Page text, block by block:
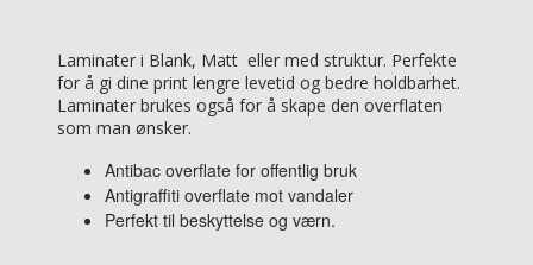
Laminater i Blank, Matt eller med struktur. Perfekte
for å gi dine print lengre levetid og bedre holdbarhet.
Laminater brukes også for å skape den overflaten
som man ønsker.
Antibac overflate for offentlig bruk
Antigraffiti overflate mot vandaler
Perfekt til beskyttelse og værn.